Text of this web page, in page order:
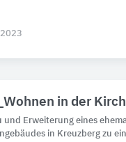
in der
und Erweiterung eines
in Kreuzberg zu